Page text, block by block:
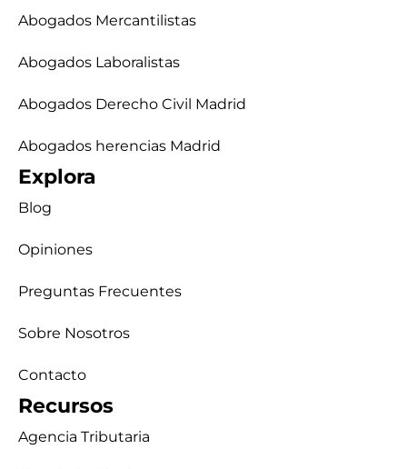
Abogados Mercantilistas
Abogados Laboralistas
Abogados Derecho Civil Madrid
Abogados herencias Madrid
Explora
Blog
Opiniones
Preguntas Frecuentes
Sobre Nosotros
Contacto
Recursos
Agencia Tributaria